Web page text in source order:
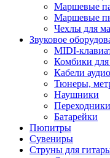
Маршевые
Маршевые
Чехлы для
Звуковое
MIDI-
Комбики для
Кабели аудио
Тюнеры,
Наушники
Батарейки
Пюпитры
Сувениры
Струны для